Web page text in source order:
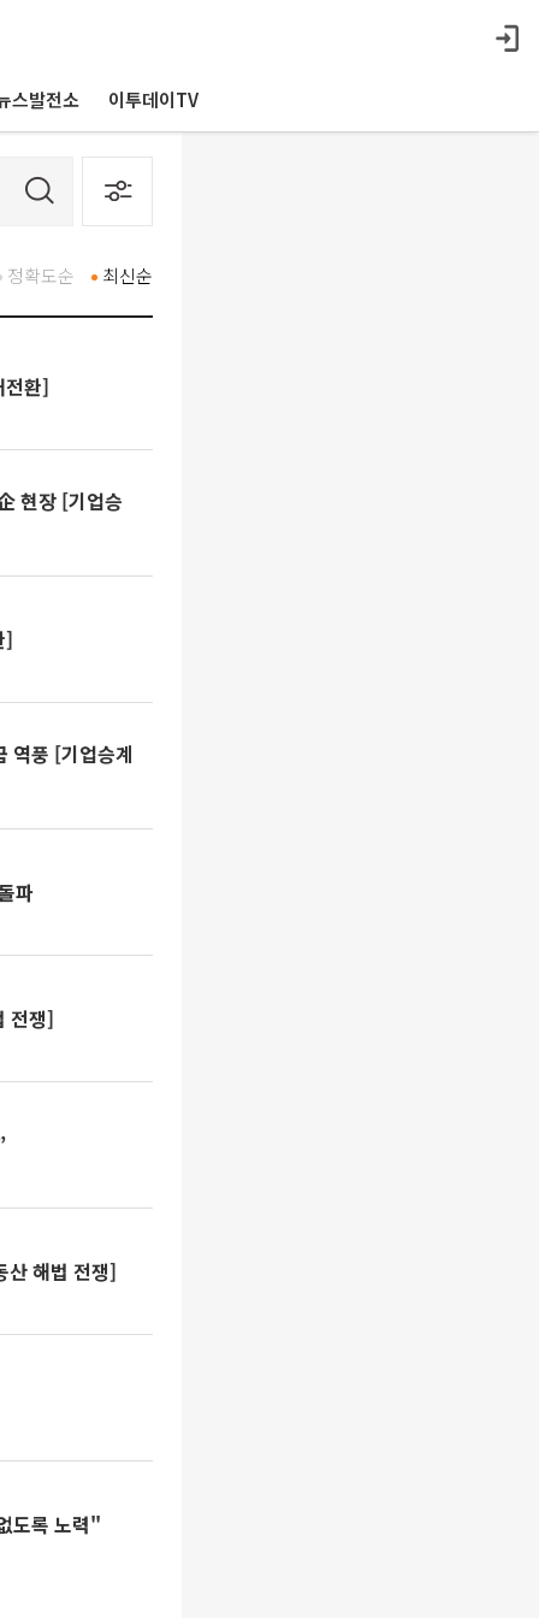
스발전소 이투데이TV
최신순
정확도순
환]
현장 [기업승
]
역풍 [기업승계
파
전쟁]
산 해법 전쟁]
도록 노력"